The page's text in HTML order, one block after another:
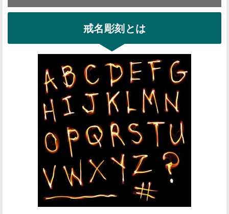
戒名彫刻とは